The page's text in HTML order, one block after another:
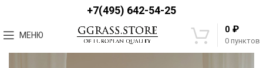
+7(495) 642-54-25
МЕНЮ
0 пунктов
0 ₽